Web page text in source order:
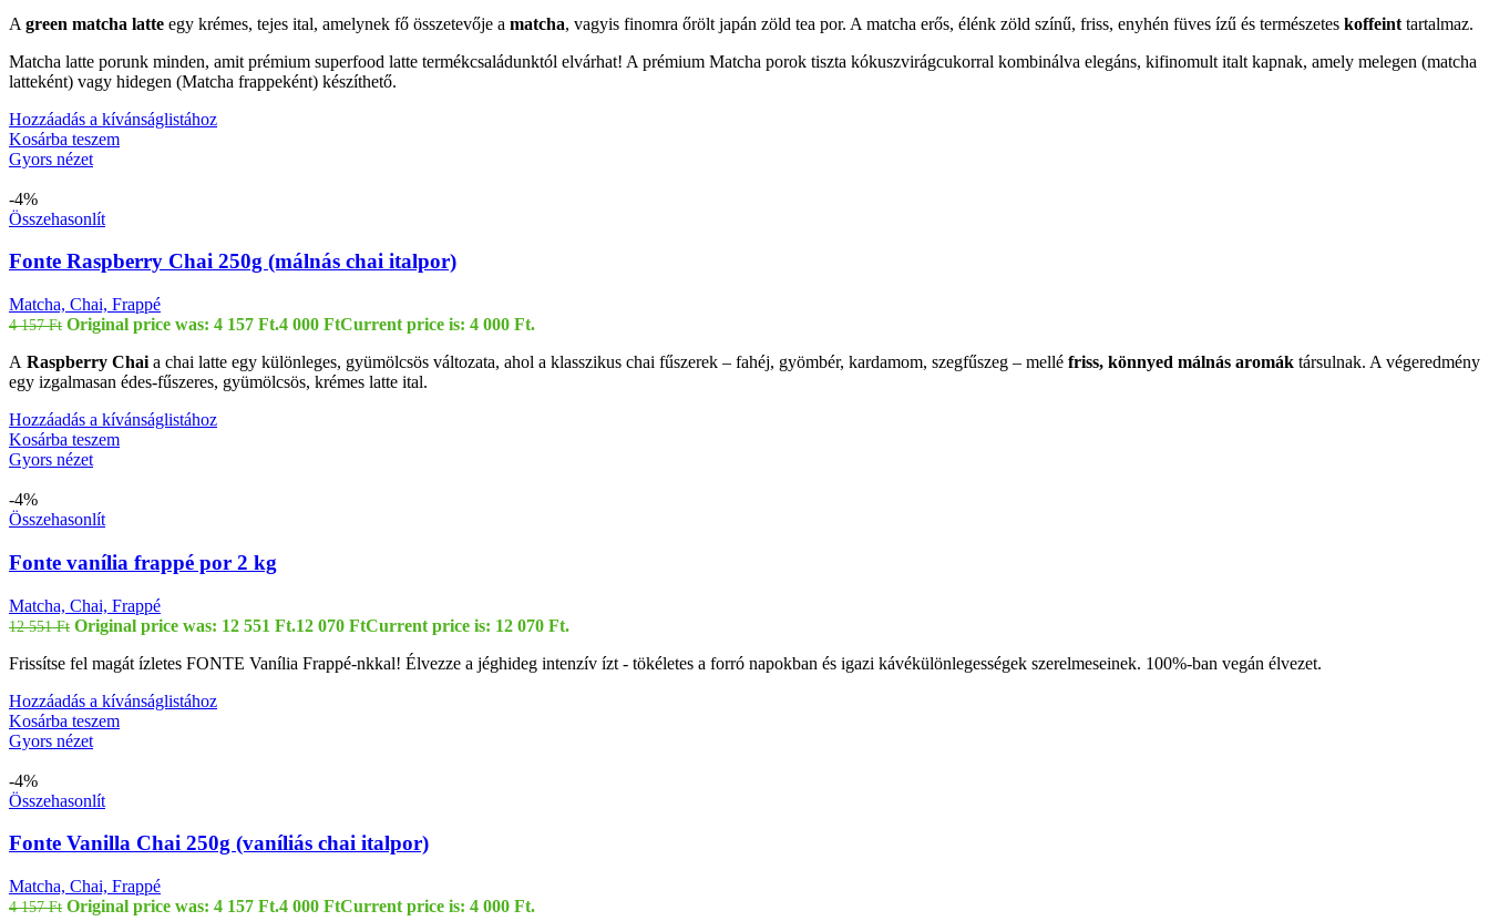
A green matcha latte egy krémes, tejes ital, amelynek fő összetevője a matcha, vagyis finomra őrölt japán zöld tea por. A matcha erős, élénk zöld színű, friss, enyhén füves ízű és természetes koffeint tartalmaz.
Matcha latte porunk minden, amit prémium superfood latte termékcsaládunktól elvárhat! A prémium Matcha porok tiszta kókuszvirágcukorral kombinálva elegáns, kifinomult italt kapnak, amely melegen (matcha
latteként) vagy hidegen (Matcha frappeként) készíthető.
Hozzáadás a kívánságlistához
Kosárba teszem
Gyors nézet
-4%
Összehasonlít
Fonte Raspberry Chai 250g (málnás chai italpor)
Matcha, Chai, Frappé
4 157Ft Original price was: 4 157 Ft.4 000 FtCurrent price is: 4 000 Ft.
A Raspberry Chai a chai latte egy különleges, gyümölcsös változata, ahol a klasszikus chai fűszerek – fahéj, gyömbér, kardamom, szegfűszeg – mellé friss, könnyed málnás aromák társulnak. A végeredmény
egy izgalmasan édes-fűszeres, gyümölcsös, krémes latte ital.
Hozzáadás a kívánságlistához
Kosárba teszem
Gyors nézet
-4%
Összehasonlít
Fonte vanília frappé por 2 kg
Matcha, Chai, Frappé
12 551Ft Original price was: 12 551 Ft.12 070 FtCurrent price is: 12 070 Ft.
Frissítse fel magát ízletes FONTE Vanília Frappé-nkkal! Élvezze a jéghideg intenzív ízt - tökéletes a forró napokban és igazi kávékülönlegességek szerelmeseinek. 100%-ban vegán élvezet.
Hozzáadás a kívánságlistához
Kosárba teszem
Gyors nézet
-4%
Összehasonlít
Fonte Vanilla Chai 250g (vaníliás chai italpor)
Matcha, Chai, Frappé
4 157Ft Original price was: 4 157 Ft.4 000 FtCurrent price is: 4 000 Ft.